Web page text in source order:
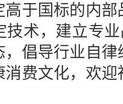
高于国标的内
术，建立专
，倡导行业自
消费文化，欢